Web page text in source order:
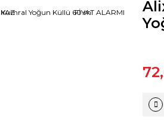
FİYAT ALARMI